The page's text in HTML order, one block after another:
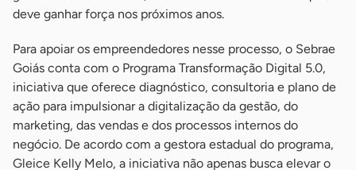
deve ganhar força nos próximos anos.
Para apoiar os empreendedores nesse processo, o Sebrae
Goiás conta com o Programa Transformação Digital 5.0,
iniciativa que oferece diagnóstico, consultoria e plano de
ação para impulsionar a digitalização da gestão, do
marketing, das vendas e dos processos internos do
negócio. De acordo com a gestora estadual do programa,
Gleice Kelly Melo, a iniciativa não apenas busca elevar o